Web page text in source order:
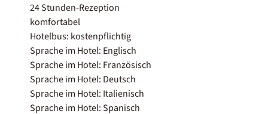
24 Stunden-Rezeption
komfortabel
Hotelbus: kostenpflichtig
Sprache im Hotel: Englisch
Sprache im Hotel: Französisch
Sprache im Hotel: Deutsch
Sprache im Hotel: Italienisch
Sprache im Hotel: Spanisch